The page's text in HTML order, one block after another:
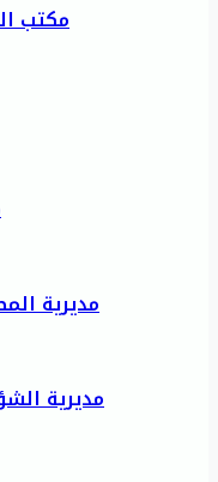
مكتب
مديرية
مديرية